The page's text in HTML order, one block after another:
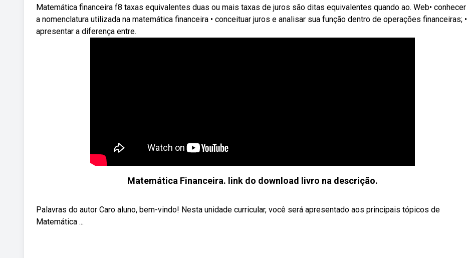
Matemática financeira f8 taxas equivalentes duas ou mais taxas de juros são ditas equivalentes quando ao. Web• conhecer
a nomenclatura utilizada na matemática financeira • conceituar juros e analisar sua função dentro de operações financeiras; •
apresentar a diferença entre.
Matemática Financeira. link do download livro na descrição.
Palavras do autor Caro aluno, bem-vindo! Nesta unidade curricular, você será apresentado aos principais tópicos de
Matemática ...